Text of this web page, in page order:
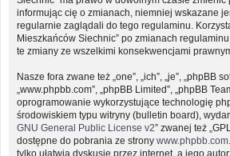
informując cię o zmianach, niemniej wskazane
regularnie zaglądali do tego regulaminu.
Mieszkańców Siechnic” po zmianach
te zmiany ze wszelkimi konsekwencjami
Nasze fora zwane też „one”, „ich”, „je”, „phpBB
„www.phpbb.com”, „phpBB Limited”, „phpBB
oprogramowanie wykorzystujące technologię
środowiskiem typu witryny (bulletin board),
GNU General Public License v2” zwanej też
dostępne do pobrania ze strony www.phpbb.com
tylko ułatwia dyskusje przez internet, a jego